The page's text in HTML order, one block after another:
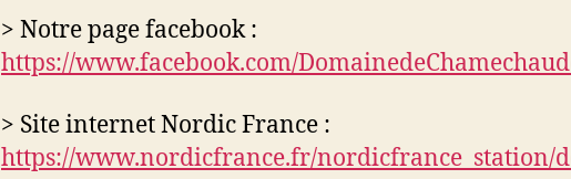
> Notre page facebook :
https://www.facebook.com/
> Site internet Nordic France :
https://www.nordicfrance.fr/nordicfrance_station/